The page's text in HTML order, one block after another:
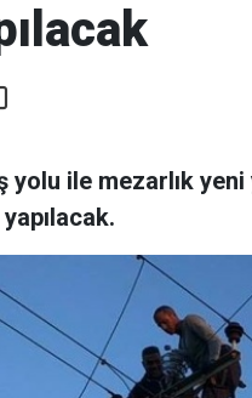
yolu ile mezarlık